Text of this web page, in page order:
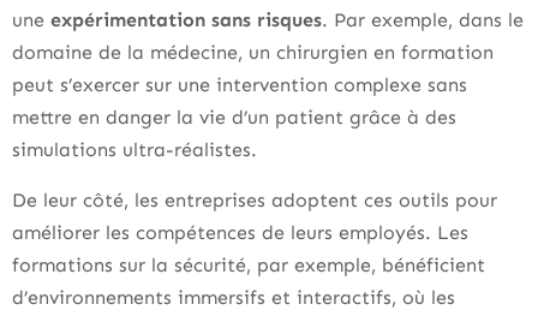
une expérimentation sans risques. Par exemple, dans le
domaine de la médecine, un chirurgien en formation
peut s’exercer sur une intervention complexe sans
mettre en danger la vie d’un patient grâce à des
simulations ultra-réalistes.
De leur côté, les entreprises adoptent ces outils pour
améliorer les compétences de leurs employés. Les
formations sur la sécurité, par exemple, bénéficient
d’environnements immersifs et interactifs, où les